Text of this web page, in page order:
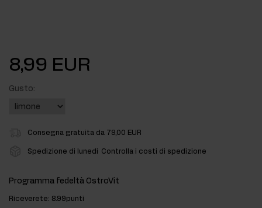
8,99 EUR
Gusto:
Consegna gratuita da 79,00 EUR
Spedizione di lunedi Controlla i costi di spedizione
Programma fedeltà OstroVit
Riceverete: 8.99punti